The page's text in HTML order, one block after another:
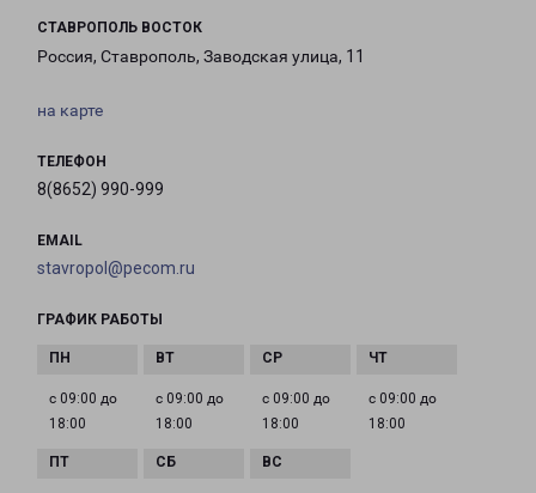
СТАВРОПОЛЬ ВОСТОК
Россия, Ставрополь, Заводская улица, 11
на карте
ТЕЛЕФОН
8(8652) 990-999
EMAIL
stavropol@pecom.ru
ГРАФИК РАБОТЫ
с 09:00 до
18:00
с 09:00 до
18:00
с 09:00 до
18:00
с 09:00 до
18:00